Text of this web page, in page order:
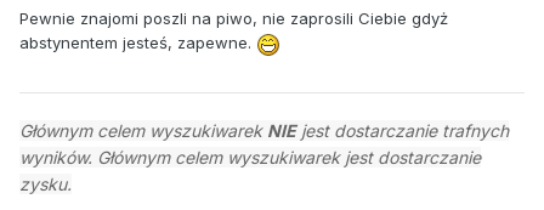
Pewnie znajomi poszli na piwo, nie zaprosili Ciebie gdyż
abstynentem jesteś, zapewne.
Głównym celem wyszukiwarek NIE jest dostarczanie trafnych
wyników. Głównym celem wyszukiwarek jest dostarczanie
zysku.